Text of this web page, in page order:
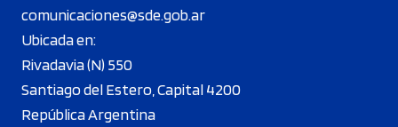
comunicaciones@sde.gob.ar
Ubicada en:
Rivadavia (N) 550
Santiago del Estero, Capital 4200
República Argentina